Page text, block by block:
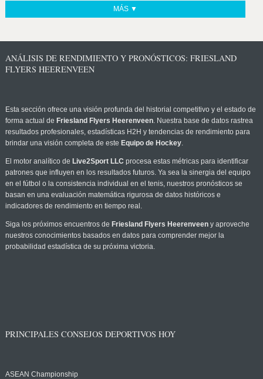
MÁS ▼
ANÁLISIS DE RENDIMIENTO Y PRONÓSTICOS: FRIESLAND
FLYERS HEERENVEEN
Esta sección ofrece una visión profunda del historial competitivo y el estado de
forma actual de Friesland Flyers Heerenveen. Nuestra base de datos rastrea
resultados profesionales, estadísticas H2H y tendencias de rendimiento para
brindar una visión completa de este Equipo de Hockey.
El motor analítico de Live2Sport LLC procesa estas métricas para identificar
patrones que influyen en los resultados futuros. Ya sea la sinergia del equipo
en el fútbol o la consistencia individual en el tenis, nuestros pronósticos se
basan en una evaluación matemática rigurosa de datos históricos e
indicadores de rendimiento en tiempo real.
Siga los próximos encuentros de Friesland Flyers Heerenveeny aproveche
nuestros conocimientos basados en datos para comprender mejor la
probabilidad estadística de su próxima victoria.
PRINCIPALES CONSEJOS DEPORTIVOS HOY
ASEAN Championship